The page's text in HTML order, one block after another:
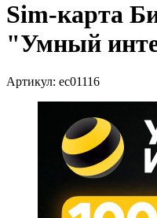
Sim-карта
"Умный
Артикул: ec01116